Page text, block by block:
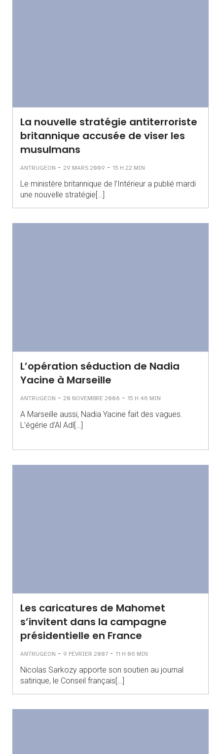
La nouvelle stratégie antiterroriste
britannique accusée de viser les
musulmans
ANTRUGEON - 29 MARS 2009 - 15 H 22 MIN
Le ministère britannique de l’Intérieur a publié mardi
une nouvelle stratégie[…]
L’opération séduction de Nadia
Yacine à Marseille
ANTRUGEON - 20 NOVEMBRE 2008 - 15 H 46 MIN
A Marseille aussi, Nadia Yacine fait des vagues.
L’égérie d’Al Adl[…]
Les caricatures de Mahomet
s’invitent dans la campagne
présidentielle en France
ANTRUGEON - 9 FÉVRIER 2007 - 11 H 06 MIN
Nicolas Sarkozy apporte son soutien au journal
satirique, le Conseil français[…]